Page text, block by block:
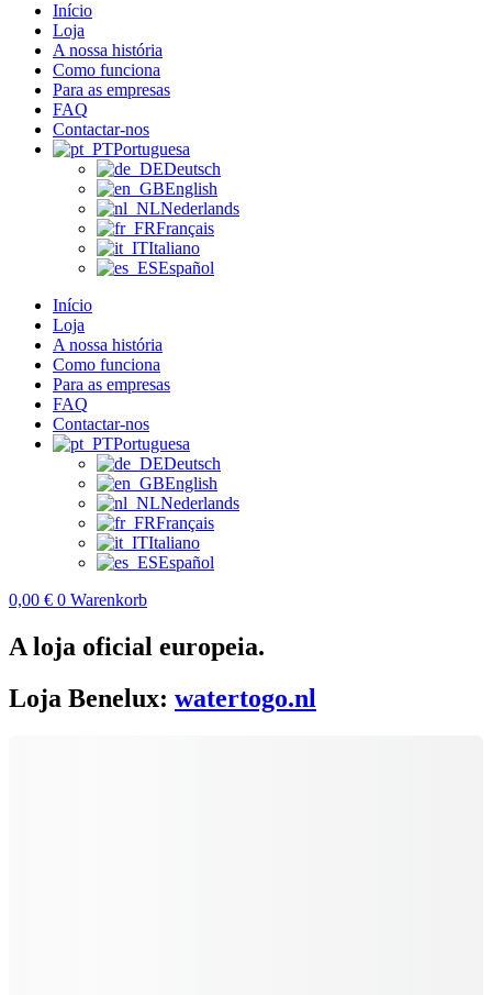
Início
Loja
A nossa história
Como funciona
Para as empresas
FAQ
Contactar-nos
Portuguesa
Deutsch
English
Nederlands
Français
Italiano
Español
Início
Loja
A nossa história
Como funciona
Para as empresas
FAQ
Contactar-nos
Portuguesa
Deutsch
English
Nederlands
Français
Italiano
Español
0,00 € 0 Warenkorb
A loja oficial europeia.
Loja Benelux: watertogo.nl